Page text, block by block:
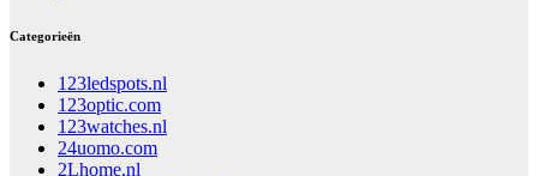
Categorieën
123ledspots.nl
123optic.com
123watches.nl
24uomo.com
2Lhome.nl